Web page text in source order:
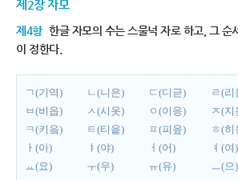
제2장 자모
제4항 한글 자모의 수는 스물넉 자로 하고, 그 순
이 정한다.
ㄱ(기역) ㄴ(니은) ㄷ(디귿) ㄹ(리
ㅂ(비읍)
ㅅ(시옷) ㅇ(이응) ㅈ(지
ㅋ(키읔)
ㅌ(티읕) ㅍ(피읖)
ㅎ(히
ㅏ(아)
ㅑ(야) ㅓ(어) ㅕ(여)
ㅛ(요)
ㅜ(우) ㅠ(유) ㅡ(으)